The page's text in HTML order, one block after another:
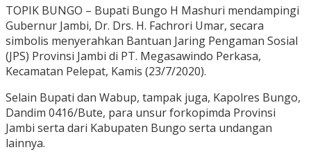
TOPIK BUNGO – Bupati Bungo H Mashuri mendampingi
Gubernur Jambi, Dr. Drs. H. Fachrori Umar, secara
simbolis menyerahkan Bantuan Jaring Pengaman Sosial
(JPS) Provinsi Jambi di PT. Megasawindo Perkasa,
Kecamatan Pelepat, Kamis (23/7/2020).
Selain Bupati dan Wabup, tampak juga, Kapolres Bungo,
Dandim 0416/Bute, para unsur forkopimda Provinsi
Jambi serta dari Kabupaten Bungo serta undangan
lainnya.